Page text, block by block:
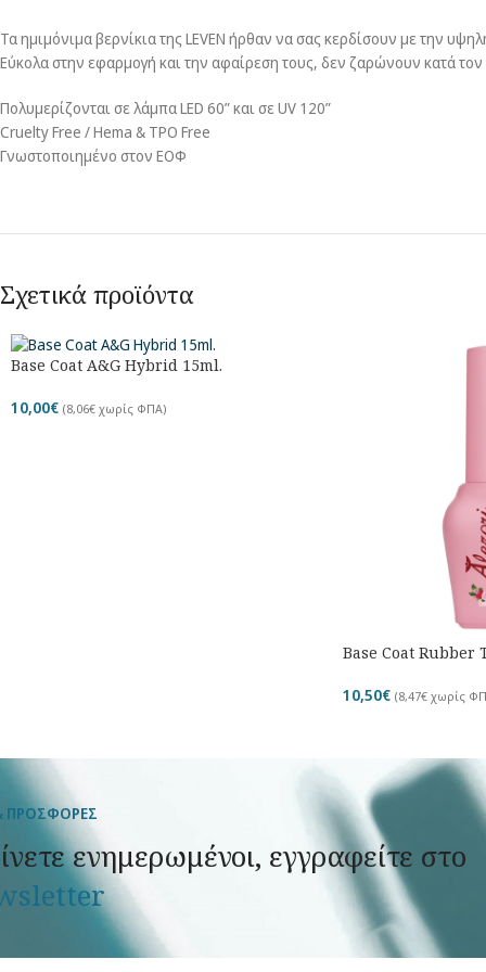
Τα ημιμόνιμα βερνίκια της LEVEN ήρθαν να σας κερδίσουν με την
Εύκολα στην εφαρμογή και την αφαίρεση τους, δεν ζαρώνουν κατά
Πολυμερίζονται σε λάμπα LED 60” και σε UV 120”
Cruelty Free / Hema & TPO Free
Γνωστοποιημένο στον ΕΟΦ
Σχετικά προϊόντα
Base Coat A&G Hybrid 15ml.
10,00€ (8,06€ χωρίς ΦΠΑ)
Base Coat Rubber
10,50€ (8,47€χωρίς
ΠΡΟΣΦΟΡΕΣ
ενημερωμένοι, εγγραφείτε στο